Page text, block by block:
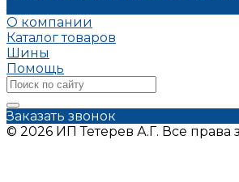
О компании
Каталог товаров
Шины
Помощь
Заказать звонок
© 2026 ИП Тетерев А.Г. Все